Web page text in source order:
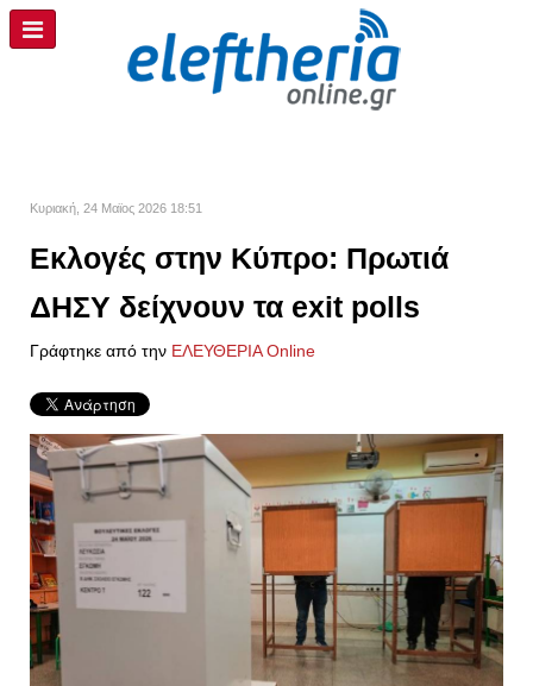
Κυριακή, 24 Μαϊος 2026 18:51
Εκλογές στην Κύπρο: Πρωτιά
ΔΗΣΥ δείχνουν τα exit polls
Γράφτηκε από την ΕΛΕΥΘΕΡΙΑ Online